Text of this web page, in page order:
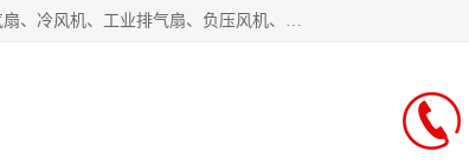
泉州力顺电器有限公司主营：泉州降温水帘、泉州负压风机、泉州冷风机空调、工业排气扇、冷风机、工业排气扇、负压风机、负压风机、水冷空调、降温水帘等产品。为用户解决了通风、降温、除味、除尘等难题，其环保、节能的理念与用户的实践检验结果相吻合，赢得了广大客户的信誉和青睐。